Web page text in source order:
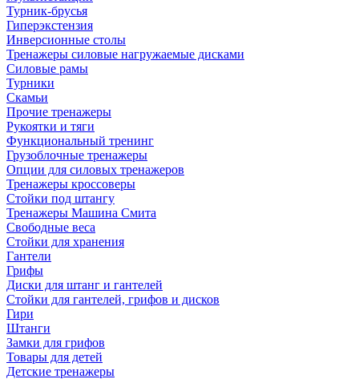
Турник-брусья
Гиперэкстензия
Инверсионные столы
Тренажеры силовые нагружаемые дисками
Силовые рамы
Турники
Скамьи
Прочие тренажеры
Рукоятки и тяги
Функциональный тренинг
Грузоблочные тренажеры
Опции для силовых тренажеров
Тренажеры кроссоверы
Стойки под штангу
Тренажеры Машина Смита
Свободные веса
Стойки для хранения
Гантели
Грифы
Диски для штанг и гантелей
Стойки для гантелей, грифов и дисков
Гири
Штанги
Замки для грифов
Товары для детей
Детские тренажеры